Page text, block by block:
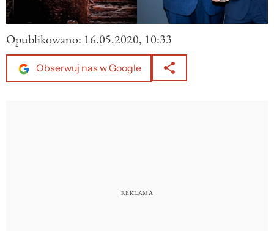
Opublikowano: 16.05.2020, 10:33
Obserwuj nas w Google